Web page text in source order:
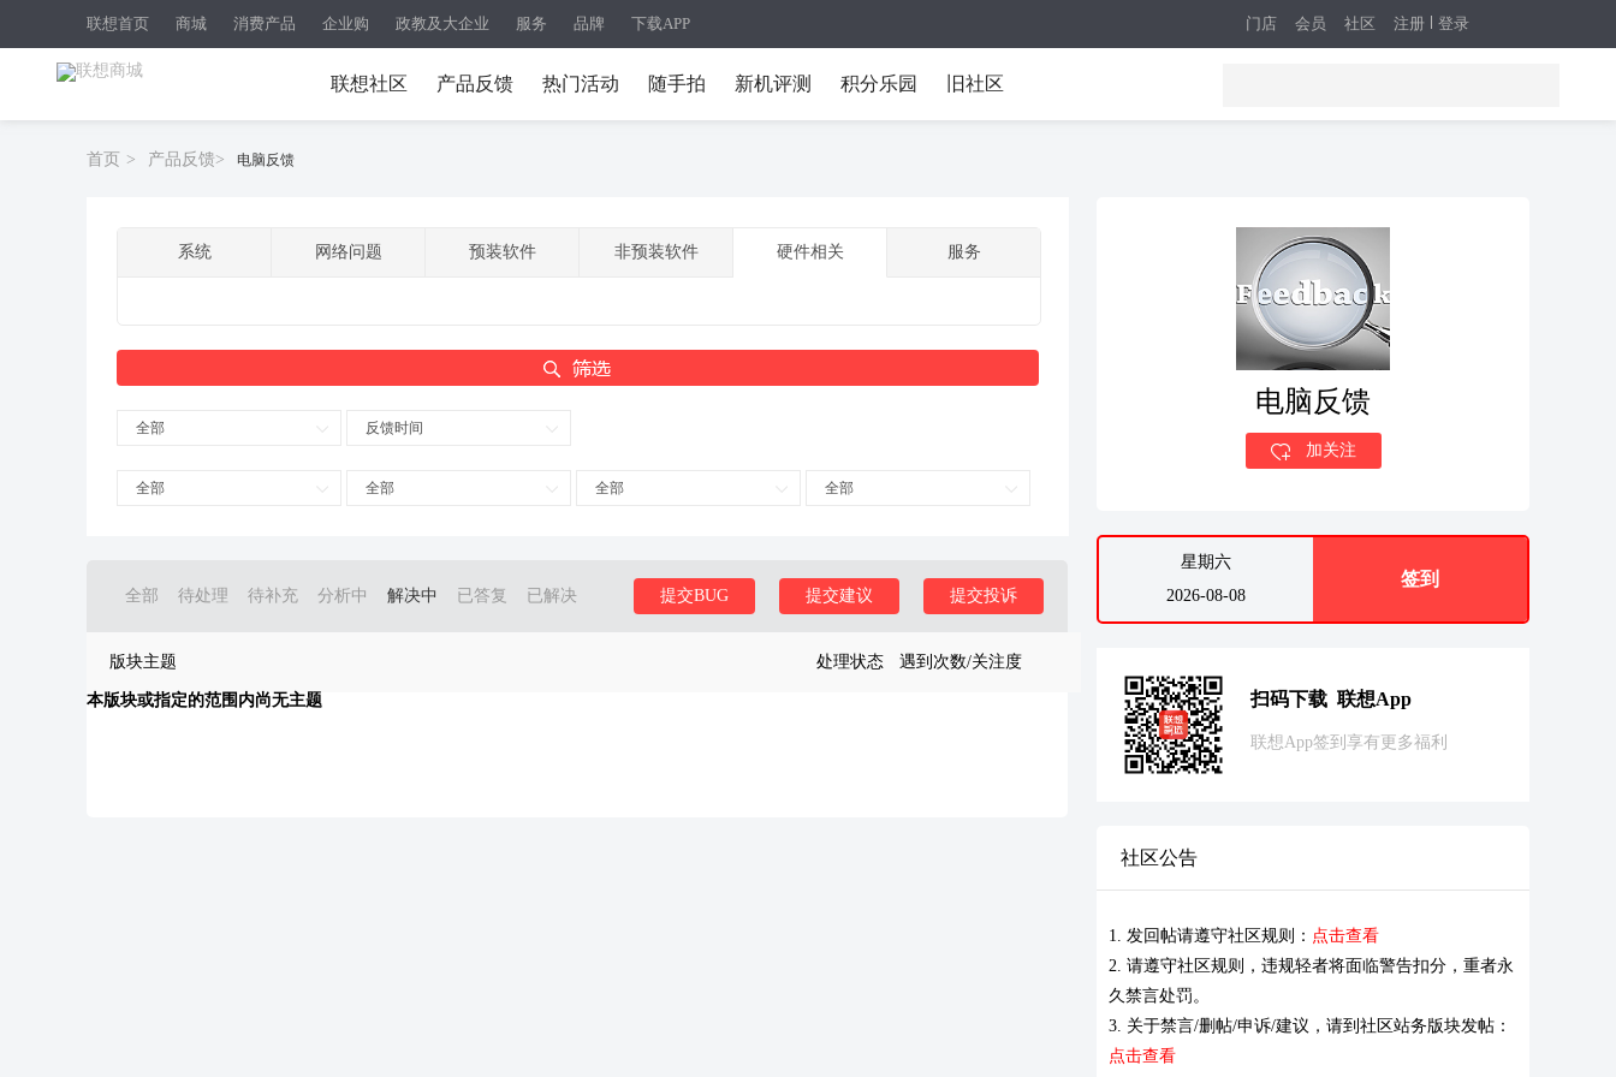
联想首页 商城 消费产品 企业购 政教及大企业 服务 品牌 下载APP 注册 登录
门店 会员 社区
联想社区 产品反馈 热门活动 随手拍 新机评测 积分乐园 旧社区
首页 > 产品反馈> 电脑反馈
系统 网络问题 预装软件 非预装软件 硬件相关 服务
全部 反馈时间
全部 全部 全部 全部
全部 待处理 待补充 分析中 解决中 已答复 已解决 提交投诉
提交建议
提交BUG
版块主题 处理状态 遇到次数/关注度
本版块或指定的范围内尚无主题
电脑反馈
加关注
星期六
2026-08-08
签到
扫码下载 联想App
联想App签到享有更多福利
社区公告
1. 发回帖请遵守社区规则： 点击查看
2. 请遵守社区规则，违规轻者将面临警告扣分，重者永
久禁言处罚。
3. 关于禁言/删帖/申诉/建议，请到社区站务版块发帖：
点击查看